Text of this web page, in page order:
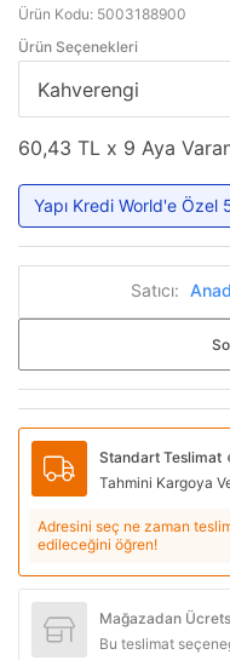
Ürün Kodu: 5003188900
Ürün Seçenekleri
60,43 TL x 9 Aya
Yapı Kredi World'e
Satıcı:
Standart Teslimat
Tahmini Kargoya
Adresini seç ne zaman
edileceğini öğren!
Mağazadan
Bu teslimat